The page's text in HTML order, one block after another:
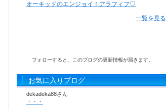
オーキッドのエンジョイ！アラフィフ♡
一覧を見る
フォローすると、このブログの更新情報が届きます。
お気に入りブログ
dekadeka88さん
・・・